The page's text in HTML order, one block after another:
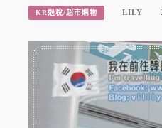
KR退稅/超市購物 LILY